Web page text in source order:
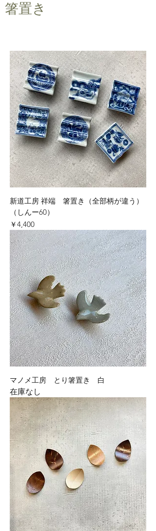
​​箸置き
新道工房 祥端 箸置き（全部柄が違う）
（しんー60）
価格
￥4,400
マノメ工房 とり箸置き 白
在庫なし